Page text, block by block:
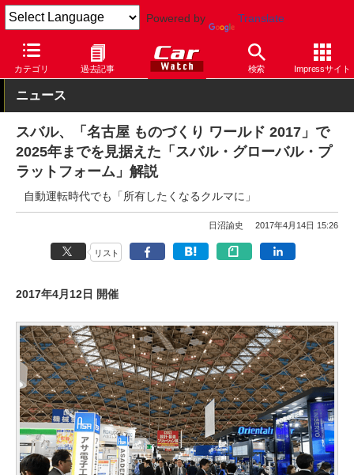
Powered by Translate
カテゴリ 過去記事 検索 Impressサイト
Car Watch 自動車 スバル その他
ニュース
スバル、「名古屋 ものづくり ワールド 2017」で
2025年までを見据えた「スバル・グローバル・プ
ラットフォーム」解説
自動運転時代でも「所有したくなるクルマに」
日沼諭史 2017年4月14日 15:26
リスト
2017年4月12日 開催